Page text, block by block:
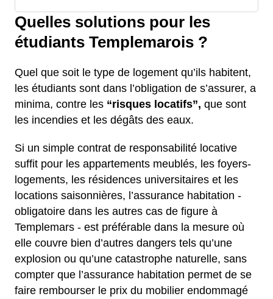
Quelles solutions pour les
étudiants Templemarois ?
Quel que soit le type de logement qu’ils habitent,
les étudiants sont dans l’obligation de s’assurer, a
minima, contre les “risques locatifs”, que sont
les incendies et les dégâts des eaux.
Si un simple contrat de responsabilité locative
suffit pour les appartements meublés, les foyers-
logements, les résidences universitaires et les
locations saisonnières, l’assurance habitation -
obligatoire dans les autres cas de figure à
Templemars - est préférable dans la mesure où
elle couvre bien d’autres dangers tels qu’une
explosion ou qu’une catastrophe naturelle, sans
compter que l’assurance habitation permet de se
faire rembourser le prix du mobilier endommagé